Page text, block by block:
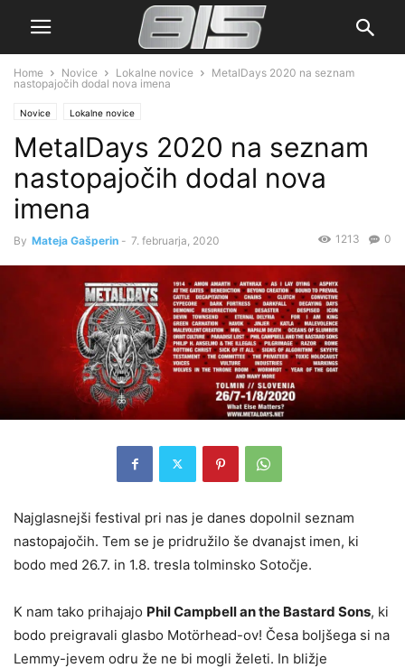
Home Novice Lokalne novice
MetalDays 2020 na seznam
nastopajočih dodal nova imena
Novice Lokalne novice
MetalDays 2020 na seznam
nastopajočih dodal nova
imena
By Mateja Gašperin - 7. februarja, 2020 0
1213
Najglasnejši festival pri nas je danes dopolnil seznam
nastopajočih. Tem se je pridružilo še dvanajst imen, ki
bodo med 26.7. in 1.8. tresla tolminsko Sotočje.
K nam tako prihajajo Phil Campbell an the Bastard Sons, ki
bodo preigravali glasbo Motörhead-ov! Česa boljšega si na
Lemmy-jevem odru že ne bi mogli želeti. In bližje